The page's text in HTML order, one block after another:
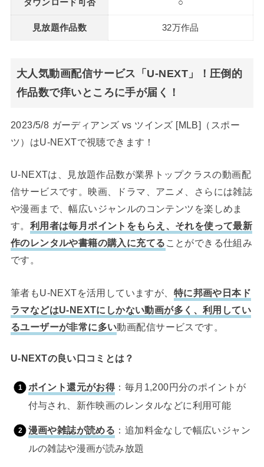
ダウンロード可否 ○
見放題作品数 32万作品
大人気動画配信サービス「U-NEXT」！圧倒的
作品数で痒いところに手が届く！
2023/5/8 ガーディアンズ vs ツインズ [MLB]（スポー
ツ）はU-NEXTで視聴できます！
U-NEXTは、見放題作品数が業界トップクラスの動画配
信サービスです。映画、ドラマ、アニメ、さらには雑誌
や漫画まで、幅広いジャンルのコンテンツを楽しめま
す。 利用者は毎月ポイントをもらえ、それを使って最新
作のレンタルや書籍の購入に充てる ことができる仕組み
です。
筆者もU-NEXTを活用していますが、 特に邦画や日本ド
ラマなどはU-NEXTにしかない動画が多く、利用してい
るユーザーが非常に多い動画配信サービスです。
U-NEXTの良い口コミとは？
ポイント還元がお得：毎月1,200円分のポイントが
付与され、新作映画のレンタルなどに利用可能
漫画や雑誌が読める ：追加料金なしで幅広いジャン
ルの雑誌や漫画が読み放題